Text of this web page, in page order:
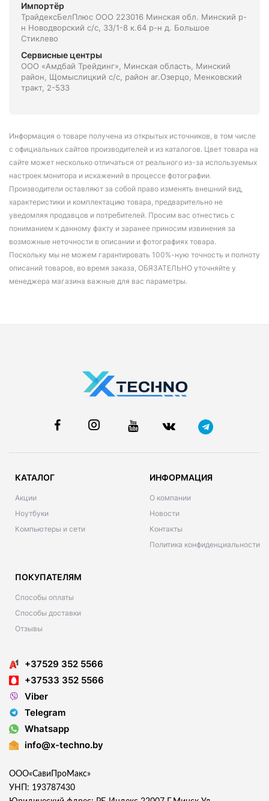
Импортёр
ТрайдексБелПлюс ООО 223016 Минская обл. Минский р-
н Новодворский с/с, 33/1-8 к.64 р-н д. Большое
Стиклево
Сервисные центры
ООО «Амдбай Трейдинг», Минская область, Минский
район, Щомыслицкий с/с, район аг.Озерцо, Менковский
тракт, 2-533
Информация о товаре получена из открытых источников, в том числе
с официальных сайтов производителей и из каталогов. Цвет товара на
сайте может несколько отличаться от реального из-за используемых
настроек монитора и искажений в процессе фотографии.
Производители оставляют за собой право изменять внешний вид,
характеристики и комплектацию товара, предварительно не
уведомляя продавцов и потребителей. Просим вас отнестись с
пониманием к данному факту и заранее приносим извинения за
возможные неточности в описании и фотографиях товара.
Поскольку мы не можем гарантировать 100%-ную точность и полноту
описаний товаров, во время заказа, ОБЯЗАТЕЛЬНО уточняйте у
менеджера магазина важные для вас параметры.
КАТАЛОГ
Акции
Ноутбуки
Компьютеры и сети
ИНФОРМАЦИЯ
О компании
Новости
Контакты
Политика конфиденциальности
ПОКУПАТЕЛЯМ
Способы оплаты
Способы доставки
Отзывы
+37529 352 5566
+37533 352 5566
Viber
Telegram
Whatsapp
info@x-techno.by
ООО«СавиПроМакс»
УНП: 193787430